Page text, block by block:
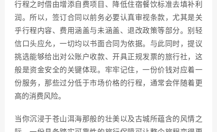
行程之时借由增添自费项目、降低住宿餐饮标准去填补利
润。所以，签订合同以前务必要认真审视条款，尤其是关
乎行程内容、费用涵盖与未涵盖、退改政策等部分。别轻
信口头应允，一切均以书面合同为依据。与此同时，提议
挑选能够给出对公账户收款、开具正规发票的旅行社，这
般是资金安全的关键体现。牢牢记住，一份价钱对应着一
份服务，那些过分低于市场价格的行程，通常会伴随着更
高的消费风险。
当你沉浸于苍山洱海那般的壮美以及古城所蕴含的风情之